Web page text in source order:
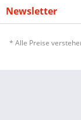
Newsletter
* Alle Preise